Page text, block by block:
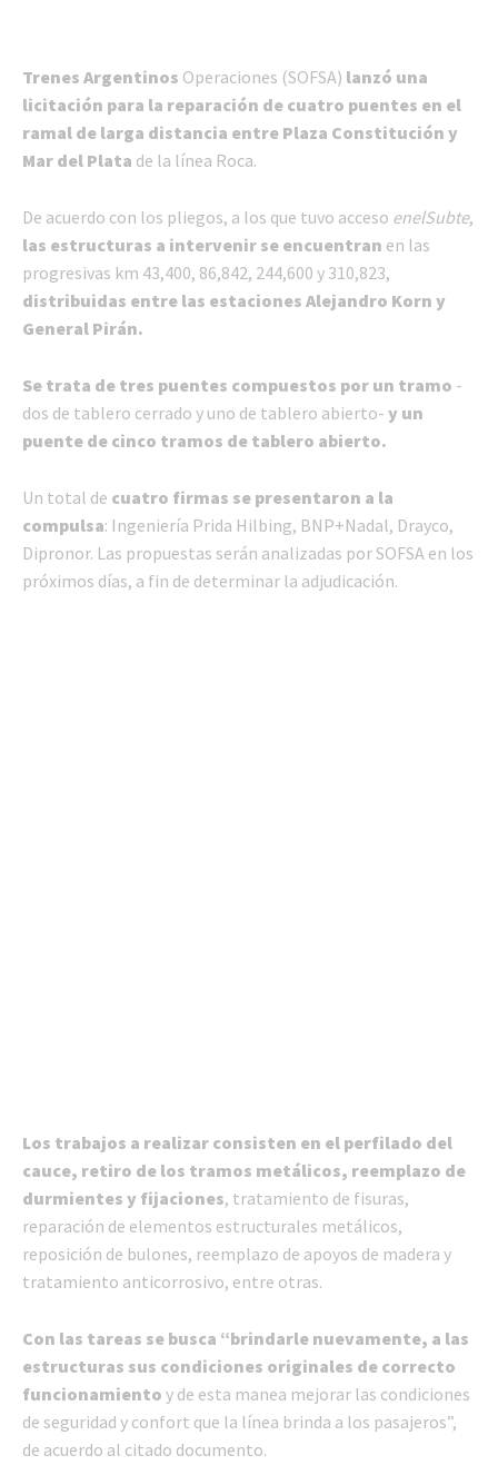
Trenes Argentinos Operaciones (SOFSA) lanzó una
licitación para la reparación de cuatro puentes en el
ramal de larga distancia entre Plaza Constitución y
Mar del Plata de la línea Roca.
De acuerdo con los pliegos, a los que tuvo acceso enelSubte,
las estructuras a intervenir se encuentran en las
progresivas km 43,400, 86,842, 244,600 y 310,823,
distribuidas entre las estaciones Alejandro Korn y
General Pirán.
Se trata de tres puentes compuestos por un tramo -
dos de tablero cerrado y uno de tablero abierto- y un
puente de cinco tramos de tablero abierto.
Un total de cuatro firmas se presentaron a la
compulsa: Ingeniería Prida Hilbing, BNP+Nadal, Drayco,
Dipronor. Las propuestas serán analizadas por SOFSA en los
próximos días, a fin de determinar la adjudicación.
Los trabajos a realizar consisten en el perfilado del
cauce, retiro de los tramos metálicos, reemplazo de
durmientes y fijaciones, tratamiento de fisuras,
reparación de elementos estructurales metálicos,
reposición de bulones, reemplazo de apoyos de madera y
tratamiento anticorrosivo, entre otras.
Con las tareas se busca “brindarle nuevamente, a las
estructuras sus condiciones originales de correcto
funcionamiento y de esta manea mejorar las condiciones
de seguridad y confort que la línea brinda a los pasajeros”,
de acuerdo al citado documento.